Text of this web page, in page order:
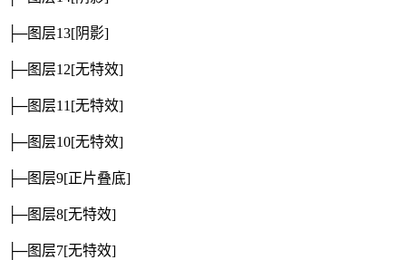
├─图层13[阴影]
├─图层12[无特效]
├─图层11 [无特效]
├─图层10[无特效]
├─图层9[正片叠底]
├─图层8[无特效]
├─图层7[无特效]